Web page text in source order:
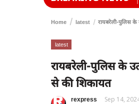
Home latest रायबरेली-पुलिस के
latest
रायबरेली-पुलिस के
से की शिकायत
rexpress Sep 14,